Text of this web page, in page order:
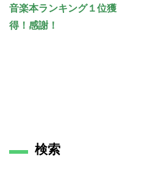
音楽本ランキング１位獲
得！感謝！
検索